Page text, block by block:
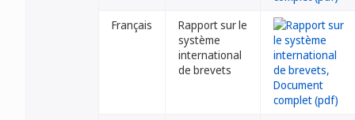
Français
Rapport sur le
système
international
de brevets